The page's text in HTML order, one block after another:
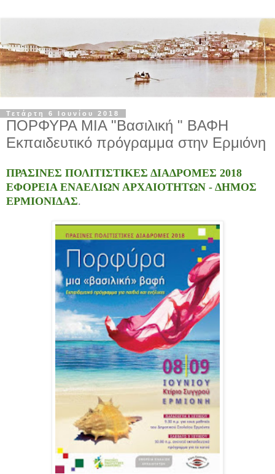
Τετάρτη 6 Ιουνίου 2018
ΠΟΡΦΥΡΑ ΜΙΑ "Βασιλική " ΒΑΦΗ
Εκπαιδευτικό πρόγραμμα στην Ερμιόνη
ΠΡΑΣΙΝΕΣ ΠΟΛΙΤΙΣΤΙΚΕΣ ΔΙΑΔΡΟΜΕΣ 2018
ΕΦΟΡΕΙΑ ΕΝΑΕΛΙΩΝ ΑΡΧΑΙΟΤΗΤΩΝ - ΔΗΜΟΣ
ΕΡΜΙΟΝΙΔΑΣ.